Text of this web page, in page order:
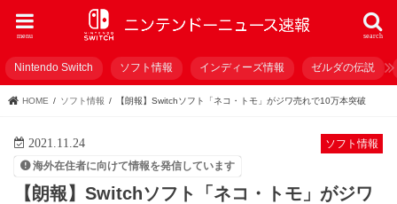
search
menu
Nintendo Switch ソフト情報 インディーズ情報 ゼルダの伝説
HOME ソフト情報 【朗報】Switchソフト「ネコ・トモ」がジワ売れで10万本突破
ソフト情報
2021.11.24
海外在住者に向けて情報を発信しています
【朗報】Switchソフト「ネコ・トモ」がジワ